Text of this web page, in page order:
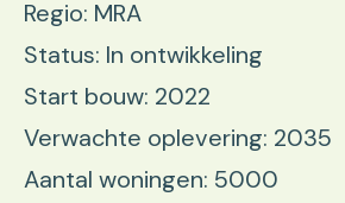
Regio: MRA
Status: In ontwikkeling
Start bouw: 2022
Verwachte oplevering: 2035
Aantal woningen: 5000